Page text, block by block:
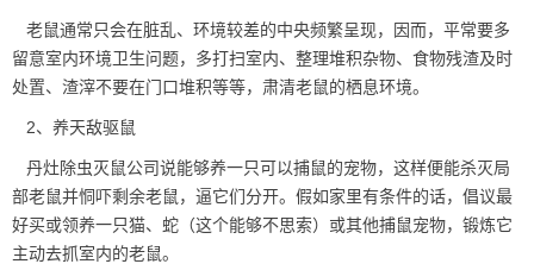
老鼠通常只会在脏乱、环境较差的中央频繁呈现，因而，平常要多
留意室内环境卫生问题，多打扫室内、整理堆积杂物、食物残渣及时
处置、渣滓不要在门口堆积等等，肃清老鼠的栖息环境。
2、养天敌驱鼠
丹灶除虫灭鼠公司说能够养一只可以捕鼠的宠物，这样便能杀灭局
部老鼠并恫吓剩余老鼠，逼它们分开。假如家里有条件的话，倡议最
好买或领养一只猫、蛇（这个能够不思索）或其他捕鼠宠物，锻炼它
主动去抓室内的老鼠。